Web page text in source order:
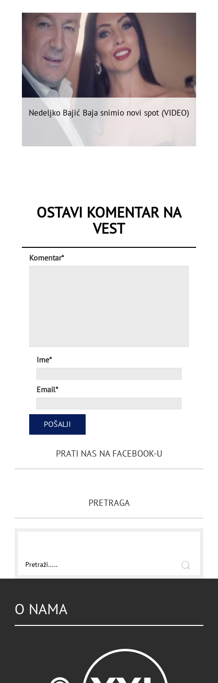
Nedeljko Bajić Baja snimio novi spot (VIDEO)
OSTAVI KOMENTAR NA
VEST
Komentar*
Ime*
Email*
PRATI NAS NA FACEBOOK-U
PRETRAGA
O NAMA